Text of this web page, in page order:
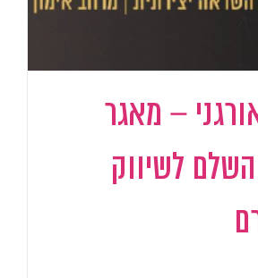
– מאגר
לשיווק